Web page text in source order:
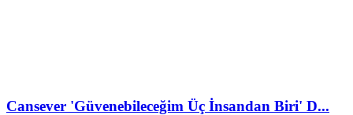
Cansever 'Güvenebileceğim Üç İnsandan Biri' D...